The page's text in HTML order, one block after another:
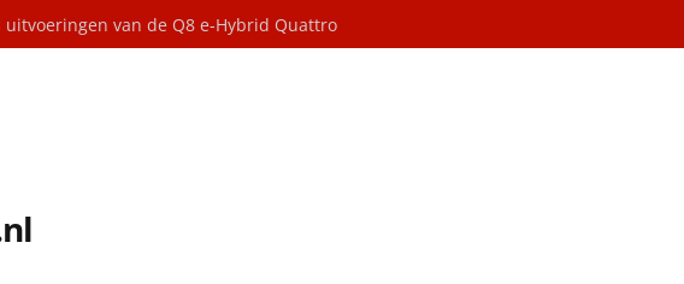
van de Q8 e-Hybrid Quattro